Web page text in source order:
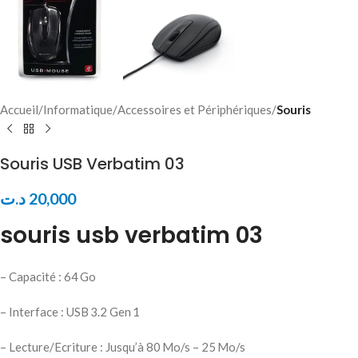
Accueil Informatique Accessoires et Périphériques Souris
Souris USB Verbatim 03
20,000 د.ت
souris usb verbatim 03
– Capacité : 64 Go
– Interface : USB 3.2 Gen 1
– Lecture/Ecriture : Jusqu’à 80 Mo/s – 25 Mo/s